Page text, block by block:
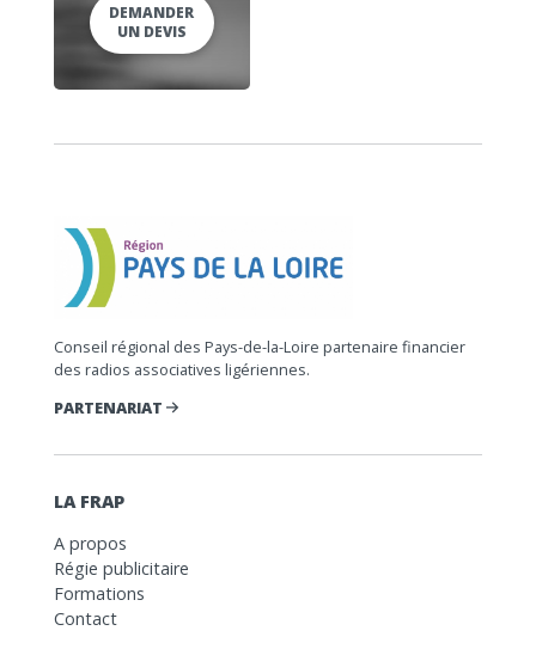
DEMANDER
UN DEVIS
Conseil régional des Pays-de-la-Loire partenaire financier
des radios associatives ligériennes.
PARTENARIAT
LA FRAP
A propos
Régie publicitaire
Formations
Contact